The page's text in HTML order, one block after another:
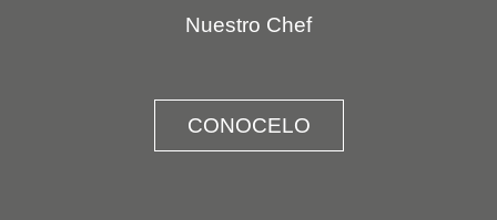
Nuestro Chef
CONOCELO